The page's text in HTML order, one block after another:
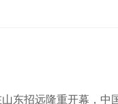
东招远隆重开幕，中